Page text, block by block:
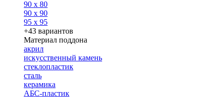
90 x 80
90 x 90
95 x 95
+43 вариантов
Материал поддона
акрил
искусственный камень
стеклопластик
сталь
керамика
АБС-пластик